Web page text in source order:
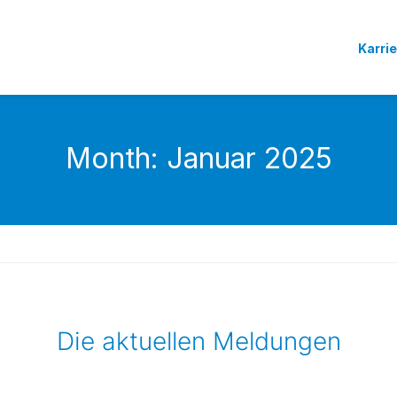
Month: Januar 2025
Die aktuellen Meldungen